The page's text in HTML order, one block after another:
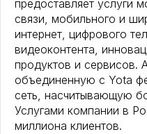
предоставляет услуги
связи, мобильного и
интернет, цифрового
видеоконтента,
продуктов и сервисов.
объединенную с Yota
сеть, насчитывающую
Услугами компании в
миллиона клиентов.